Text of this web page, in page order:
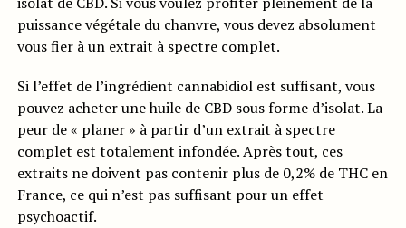
puissance végétale du chanvre, vous devez absolument
vous fier à un extrait à spectre complet.
Si l’effet de l’ingrédient cannabidiol est suffisant, vous
pouvez acheter une huile de CBD sous forme d’isolat. La
peur de « planer » à partir d’un extrait à spectre
complet est totalement infondée. Après tout, ces
extraits ne doivent pas contenir plus de 0,2% de THC en
France, ce qui n’est pas suffisant pour un effet
psychoactif.